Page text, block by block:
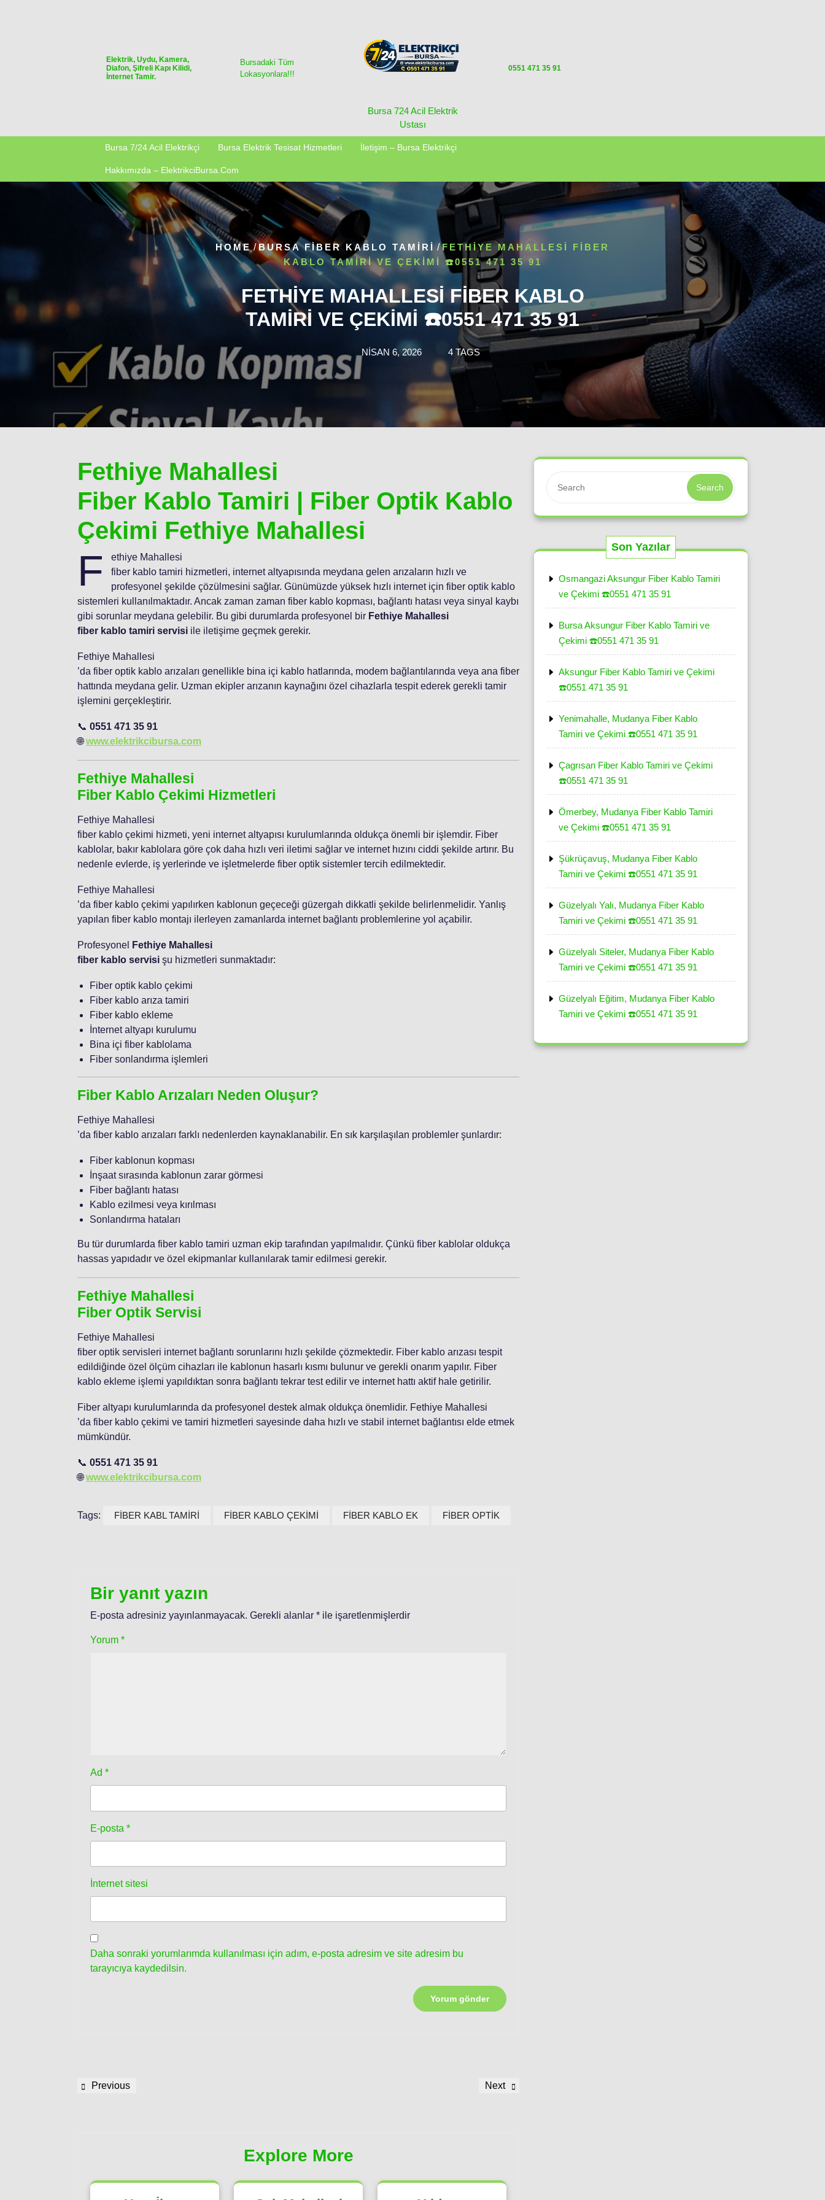
Elektrik, Uydu, Kamera,
Diafon, Şifreli Kapı Kilidi,
İnternet Tamir.
Bursadaki Tüm
Lokasyonlara!!!
Bursa 724 Acil Elektrik
Ustası
0551 471 35 91
Bursa 7/24 Acil Elektrikçi Bursa Elektrik Tesisat Hizmetleri İletişim – Bursa Elektrikçi
Hakkımızda – ElektrikciBursa.com
HOME / BURSA FİBER KABLO TAMİRİ/FETHIYE MAHALLESI FIBER
KABLO TAMIRI VE ÇEKIMI ☎️0551 471 35 91
FETHIYE MAHALLESI FIBER KABLO
TAMIRI VE ÇEKIMI ☎️0551 471 35 91
NISAN 6, 2026 4 TAGS
Fethiye Mahallesi
Fiber Kablo Tamiri | Fiber Optik Kablo
Çekimi Fethiye Mahallesi
F
ethiye Mahallesi
fiber kablo tamiri hizmetleri, internet altyapısında meydana gelen arızaların hızlı ve
profesyonel şekilde çözülmesini sağlar. Günümüzde yüksek hızlı internet için fiber optik kablo
sistemleri kullanılmaktadır. Ancak zaman zaman fiber kablo kopması, bağlantı hatası veya sinyal kaybı
gibi sorunlar meydana gelebilir. Bu gibi durumlarda profesyonel bir Fethiye Mahallesi
fiber kablo tamiri servisi ile iletişime geçmek gerekir.
Fethiye Mahallesi
’da fiber optik kablo arızaları genellikle bina içi kablo hatlarında, modem bağlantılarında veya ana fiber
hattında meydana gelir. Uzman ekipler arızanın kaynağını özel cihazlarla tespit ederek gerekli tamir
işlemini gerçekleştirir.
📞 0551 471 35 91
🌐www.elektrikcibursa.com
Fethiye Mahallesi
Fiber Kablo Çekimi Hizmetleri
Fethiye Mahallesi
fiber kablo çekimi hizmeti, yeni internet altyapısı kurulumlarında oldukça önemli bir işlemdir. Fiber
kablolar, bakır kablolara göre çok daha hızlı veri iletimi sağlar ve internet hızını ciddi şekilde artırır. Bu
nedenle evlerde, iş yerlerinde ve işletmelerde fiber optik sistemler tercih edilmektedir.
Fethiye Mahallesi
’da fiber kablo çekimi yapılırken kablonun geçeceği güzergah dikkatli şekilde belirlenmelidir. Yanlış
yapılan fiber kablo montajı ilerleyen zamanlarda internet bağlantı problemlerine yol açabilir.
Profesyonel
Fethiye Mahallesi
fiber kablo servisi şu hizmetleri sunmaktadır:
Fiber optik kablo çekimi
Fiber kablo arıza tamiri
Fiber kablo ekleme
İnternet altyapı kurulumu
Bina içi fiber kablolama
Fiber sonlandırma işlemleri
Fiber Kablo Arızaları Neden Oluşur?
Fethiye Mahallesi
’da fiber kablo arızaları farklı nedenlerden kaynaklanabilir. En sık karşılaşılan problemler şunlardır:
Fiber kablonun kopması
İnşaat sırasında kablonun zarar görmesi
Fiber bağlantı hatası
Kablo ezilmesi veya kırılması
Sonlandırma hataları
Bu tür durumlarda fiber kablo tamiri uzman ekip tarafından yapılmalıdır. Çünkü fiber kablolar oldukça
hassas yapıdadır ve özel ekipmanlar kullanılarak tamir edilmesi gerekir.
Fethiye Mahallesi
Fiber Optik Servisi
Fethiye Mahallesi
fiber optik servisleri internet bağlantı sorunlarını hızlı şekilde çözmektedir. Fiber kablo arızası tespit
edildiğinde özel ölçüm cihazları ile kablonun hasarlı kısmı bulunur ve gerekli onarım yapılır. Fiber
kablo ekleme işlemi yapıldıktan sonra bağlantı tekrar test edilir ve internet hattı aktif hale getirilir.
Fiber altyapı kurulumlarında da profesyonel destek almak oldukça önemlidir. Fethiye Mahallesi
’da fiber kablo çekimi ve tamiri hizmetleri sayesinde daha hızlı ve stabil internet bağlantısı elde etmek
mümkündür.
📞 0551 471 35 91
🌐www.elektrikcibursa.com
Tags: FİBER KABL TAMİRİ FİBER KABLO ÇEKİMİ FİBER KABLO EK FİBER OPTİK
Bir yanıt yazın
E-posta adresiniz yayınlanmayacak. Gerekli alanlar * ile işaretlenmişlerdir
Yorum *
Ad *
E-posta *
İnternet sitesi
Daha sonraki yorumlarımda kullanılması için adım, e-posta adresim ve site adresim bu
tarayıcıya kaydedilsin.
Yazı
Previous
Previous
Next
Next
Explore More
Search
Son Yazılar
Osmangazi Aksungur Fiber Kablo Tamiri
ve Çekimi ☎️0551 471 35 91
Bursa Aksungur Fiber Kablo Tamiri ve
Çekimi ☎️0551 471 35 91
Aksungur Fiber Kablo Tamiri ve Çekimi
☎️0551 471 35 91
Yenimahalle, Mudanya Fiber Kablo
Tamiri ve Çekimi ☎️0551 471 35 91
Çagrısan Fiber Kablo Tamiri ve Çekimi
☎️0551 471 35 91
Ömerbey, Mudanya Fiber Kablo Tamiri
ve Çekimi ☎️0551 471 35 91
Şükrüçavuş, Mudanya Fiber Kablo
Tamiri ve Çekimi ☎️0551 471 35 91
Güzelyalı Yalı, Mudanya Fiber Kablo
Tamiri ve Çekimi ☎️0551 471 35 91
Güzelyalı Siteler, Mudanya Fiber Kablo
Tamiri ve Çekimi ☎️0551 471 35 91
Güzelyalı Eğitim, Mudanya Fiber Kablo
Tamiri ve Çekimi ☎️0551 471 35 91